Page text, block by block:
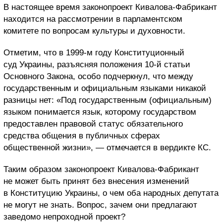
В настоящее время законопроект Кивалова-Фабрикант
находится на рассмотрении в парламентском
комитете по вопросам культуры и духовности.
Отметим, что в 1999-м году Конституционный
суд Украины, разъясняя положения 10-й статьи
Основного Закона, особо подчеркнул, что между
государственным и официальным языками никакой
разницы нет: «Под государственным (официальным)
языком понимается язык, которому государством
предоставлен правовой статус обязательного
средства общения в публичных сферах
общественной жизни», — отмечается в вердикте КС.
Таким образом законопроект Кивалова-Фабрикант
не может быть принят без внесения изменений
в Конституцию Украины, о чем оба народных депутата
не могут не знать. Вопрос, зачем они предлагают
заведомо непроходной проект?